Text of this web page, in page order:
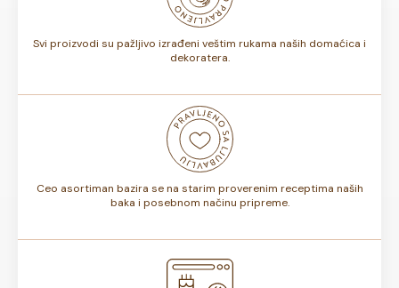
Svi proizvodi su pažljivo izrađeni veštim rukama naših domaćica i
dekoratera.
Ceo asortiman bazira se na starim proverenim receptima naših
baka i posebnom načinu pripreme.